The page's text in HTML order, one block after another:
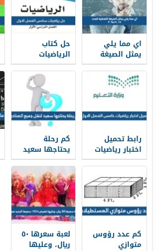
اي مما يلي
يمثل الصيغة
اللفظية للعدد
٣٠٩٥١٧٠١٧
حل كتاب
الرياضيات
سادس الفصل
الاول 1447
رابط تحميل
اختبار رياضيات
خامس الفصل
الاول 1447
كم رحلة
يحتاجها سعيد
لنقل جميع
الصناديق
كم عدد رؤوس
متوازي
لعبة سعرها ٥٠
ريال، وعليها